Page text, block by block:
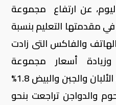
عن ارتفاع مجموعة
مقدمتها التعليم بنسبة
والفاكس التى زادت
بحوالى 7.2%، وزيادة أسعار مجموعة
الخضروات 1.7%، ومجموعة الألبان والجبن والبيض 1.8%
والدواجن تراجعت بنحو